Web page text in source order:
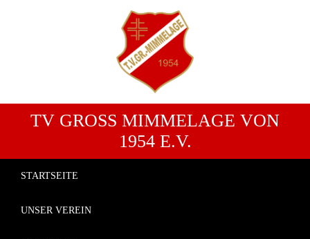
TV GROSS MIMMELAGE VON 1
954 E.V.
STARTSEITE
UNSER VEREIN